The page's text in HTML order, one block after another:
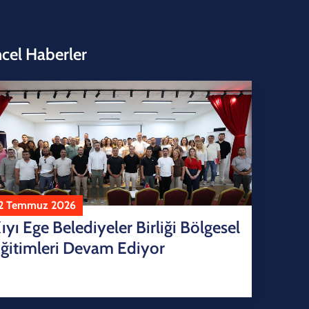
Haberler
Temmuz 2026
Ege Belediyeler Birliği Bölgesel
Devam Ediyor